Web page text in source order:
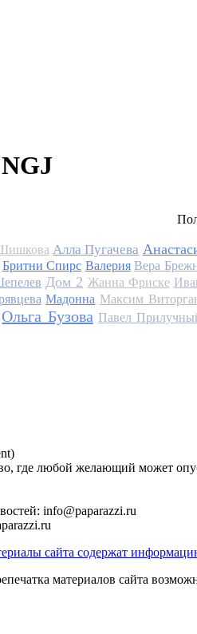
Алла Пугачева
Бритни Спирс Валерия Вера
Дом 2 Жанна Фриске
Мадонна Максим
Ольга Бузова Павел
где любой желающий может
info@paparazzi.ru
сайта содержат
материалов сайта